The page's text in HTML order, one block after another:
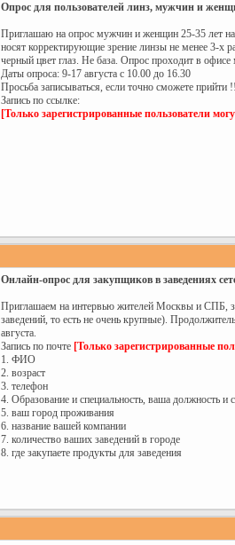
Опрос для пользователей линз, мужчин и
Приглашаю на опрос мужчин и женщин 25-35 лет на
носят корректирующие зрение линзы не менее 3-х
черный цвет глаз. Не база. Опрос проходит в
Даты опроса: 9-17 августа с 10.00 до 16.30
Просьба записываться, если точно сможете прийти
Запись по ссылке:
[Только зарегистрированные пользователи
Онлайн-опрос для закупщиков в заведениях
Приглашаем на интервью жителей Москвы и СПБ,
заведений, то есть не очень крупные).
августа.
Запись по почте [Только зарегистрированные
1. ФИО
2. возраст
3. телефон
4. Образование и специальность, ваша должность и
5. ваш город проживания
6. название вашей компании
7. количество ваших заведений в городе
8. где закупаете продукты для заведения